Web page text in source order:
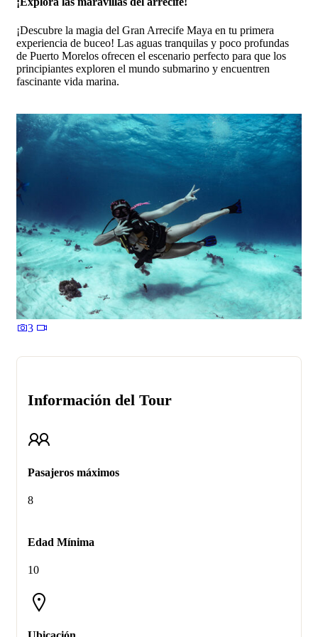
¡Descubre la magia del Gran Arrecife Maya en tu primera
experiencia de buceo! Las aguas tranquilas y poco profundas
de Puerto Morelos ofrecen el escenario perfecto para que los
principiantes exploren el mundo submarino y encuentren
fascinante vida marina.
3
Información del Tour
Pasajeros máximos
8
Edad Mínima
10